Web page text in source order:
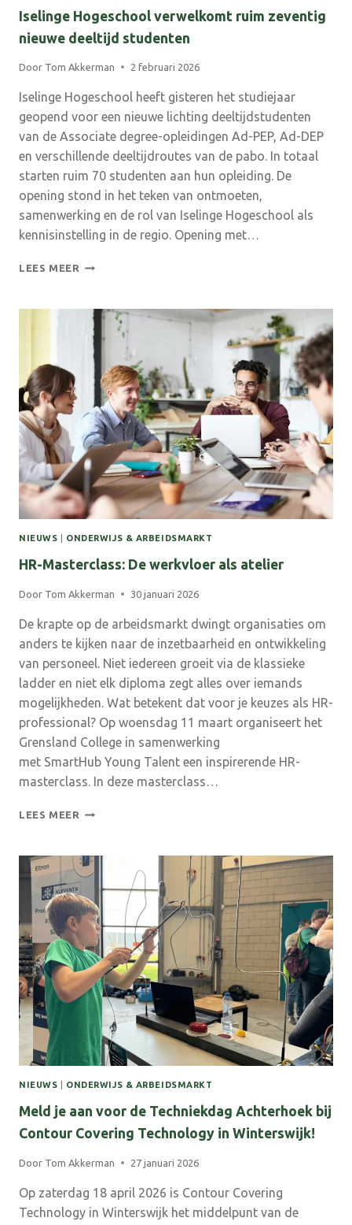
Iselinge Hogeschool verwelkomt ruim zeventig
nieuwe deeltijd studenten
Door Tom Akkerman 2 februari 2026
Iselinge Hogeschool heeft gisteren het studiejaar
geopend voor een nieuwe lichting deeltijdstudenten
van de Associate degree-opleidingen Ad-PEP, Ad-DEP
en verschillende deeltijdroutes van de pabo. In totaal
starten ruim 70 studenten aan hun opleiding. De
opening stond in het teken van ontmoeten,
samenwerking en de rol van Iselinge Hogeschool als
kennisinstelling in de regio. Opening met…
LEES MEER ISELINGE
RUIM
ZEVENTIG
NIEUWE
DEELTIJD
STUDENTEN
NIEUWS ONDERWIJS & ARBEIDSMARKT
HR-Masterclass: De werkvloer als atelier
Door Tom Akkerman 30 januari 2026
De krapte op de arbeidsmarkt dwingt organisaties om
anders te kijken naar de inzetbaarheid en ontwikkeling
van personeel. Niet iedereen groeit via de klassieke
ladder en niet elk diploma zegt alles over iemands
mogelijkheden. Wat betekent dat voor je keuzes als HR-
professional? Op woensdag 11 maart organiseert het
Grensland College in samenwerking
met SmartHub Young Talent een inspirerende HR-
masterclass. In deze masterclass…
LEES MEER HR-
WERKVLOER
ALS
ATELIER
NIEUWS ONDERWIJS & ARBEIDSMARKT
Meld je aan voor de Techniekdag Achterhoek bij
Contour Covering Technology in Winterswijk!
Door Tom Akkerman 27 januari 2026
Op zaterdag 18 april 2026 is Contour Covering
Technology in Winterswijk het middelpunt van de